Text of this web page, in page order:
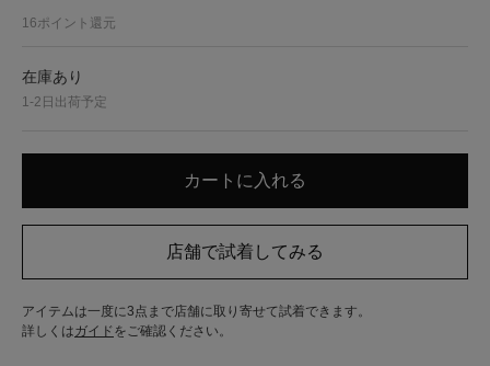
16ポイント還元
在庫あり
1-2日出荷予定
アイテムは一度に3点まで店舗に取り寄せて試着できます。
詳しくはガイド をご確認ください。